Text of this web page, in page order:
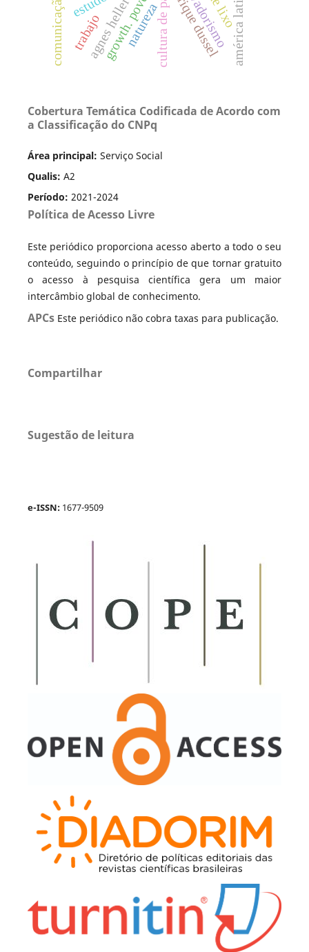
cultura de paz
agnes heller enrique dussel
natureza
trabajo
Cobertura Temática Codificada de Acordo com
a Classificação do CNPq
Área principal: Serviço Social
Qualis: A2
Período: 2021-2024
Política de Acesso Livre
Este periódico proporciona acesso aberto a todo o seu
conteúdo, seguindo o princípio de que tornar gratuito
o acesso à pesquisa científica gera um maior
intercâmbio global de conhecimento.
APCs Este periódico não cobra taxas para publicação.
Compartilhar
Sugestão de leitura
e-ISSN: 1677-9509